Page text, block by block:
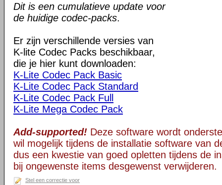
Dit is een cumulatieve update voor
de huidige codec-packs.
Er zijn verschillende versies van
K-lite Codec Packs beschikbaar,
die je hier kunt downloaden:
K-Lite Codec Pack Basic
K-Lite Codec Pack Standard
K-Lite Codec Pack Full
K-Lite Mega Codec Pack
Add-supported! Deze software wordt
wil mogelijk tijdens de installatie software van
dus een kwestie van goed opletten tijdens de
bij ongewenste items desgewenst verwijderen.
Stel een correctie voor